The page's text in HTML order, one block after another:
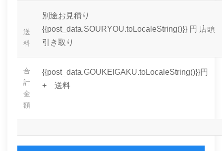
送
料
別途お見積り
{{post_data.SOURYOU.toLocaleString()}} 円 店頭
引き取り
合
計
金
額
{{post_data.GOUKEIGAKU.toLocaleString()}}円
+ 送料